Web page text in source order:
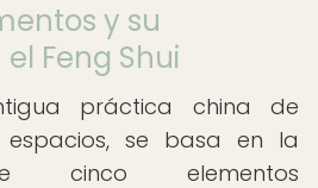
y su
Feng Shui
práctica china de
espacios, se basa en la
cinco elementos